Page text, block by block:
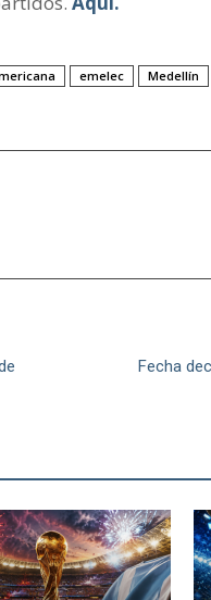
emelec Medellín
Fecha